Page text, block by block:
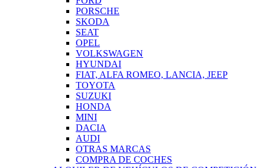
PORSCHE
SKODA
SEAT
OPEL
VOLKSWAGEN
HYUNDAI
FIAT, ALFA ROMEO, LANCIA, JEEP
TOYOTA
SUZUKI
HONDA
MINI
DACIA
AUDI
OTRAS MARCAS
COMPRA DE COCHES